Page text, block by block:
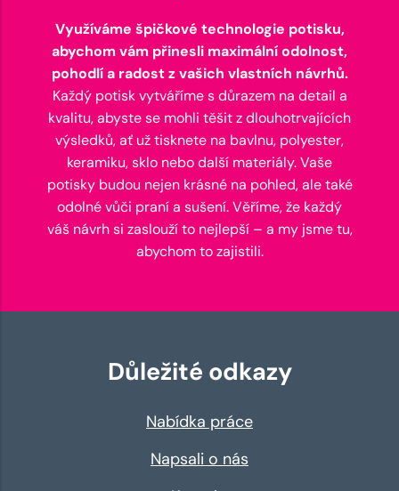
Využíváme špičkové technologie potisku,
abychom vám přinesli maximální odolnost,
pohodlí a radost z vašich vlastních návrhů.
Každý potisk vytváříme s důrazem na detail a
kvalitu, abyste se mohli těšit z dlouhotrvajících
výsledků, ať už tisknete na bavlnu, polyester,
keramiku, sklo nebo další materiály. Vaše
potisky budou nejen krásné na pohled, ale také
odolné vůči praní a sušení. Věříme, že každý
váš návrh si zaslouží to nejlepší – a my jsme tu,
abychom to zajistili.
Důležité odkazy
Nabídka práce
Napsali o nás